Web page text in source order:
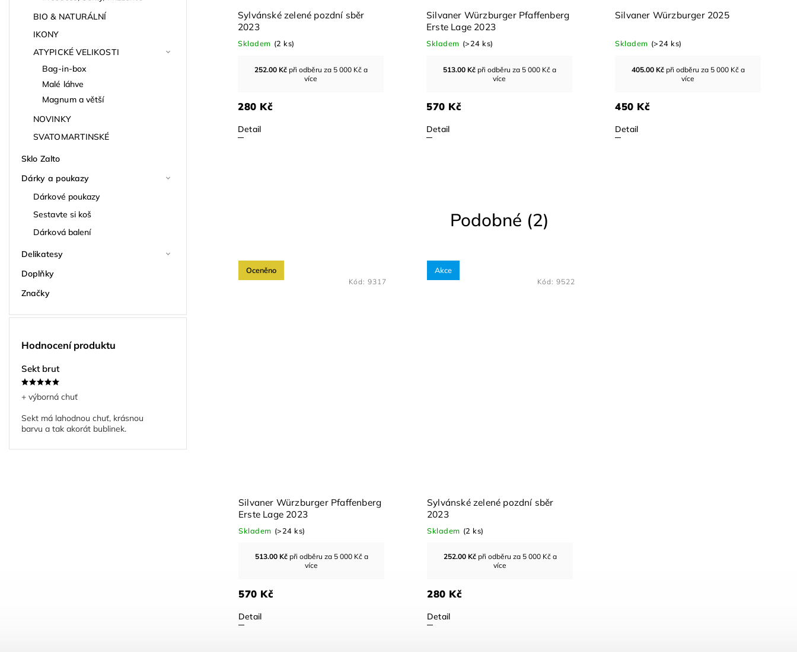
BIO & NATURÁLNÍ
IKONY
ATYPICKÉ VELIKOSTI
Bag-in-box
Malé láhve
Magnum a větší
NOVINKY
SVATOMARTINSKÉ
Sklo Zalto
Dárky a poukazy
Dárkové poukazy
Sestavte si koš
Dárková balení
Delikatesy
Doplňky
Značky
Hodnocení produktu
Sekt brut
+ výborná chuť
Sekt má lahodnou chuť, krásnou
barvu a tak akorát bublinek.
Sylvánské zelené pozdní sběr
2023
Skladem (2 ks)
280 Kč
252.00 Kčpři odběru za 5 000 Kč a
více
Detail
Silvaner Würzburger Pfaffenberg
Erste Lage 2023
Skladem (>24 ks)
570 Kč
513.00 Kčpři odběru za 5 000 Kč a
více
Detail
Silvaner Würzburger 2025
Skladem (>24 ks)
450 Kč
405.00 Kčpři odběru za 5 000 Kč a
více
Detail
Podobné (2)
Oceněno
Silvaner Würzburger Pfaffenberg
Erste Lage 2023
Skladem (>24 ks)
570 Kč
513.00 Kčpři odběru za 5 000 Kč a
více
Detail
Kód: 9317
Akce
Sylvánské zelené pozdní sběr
2023
Skladem (2 ks)
280 Kč
252.00 Kčpři odběru za 5 000 Kč a
více
Detail
Kód: 9522